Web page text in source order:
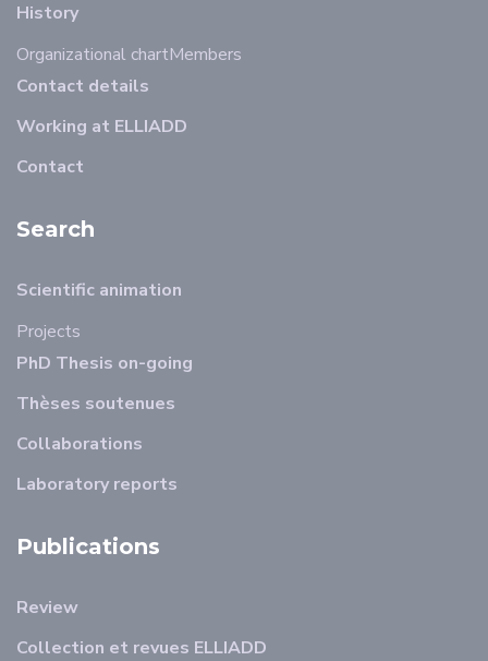
History
Organizational chartMembers
Contact details
Working at ELLIADD
Contact
Search
Scientific animation
Projects
PhD Thesis on-going
Thèses soutenues
Collaborations
Laboratory reports
Publications
Review
Collection et revues ELLIADD